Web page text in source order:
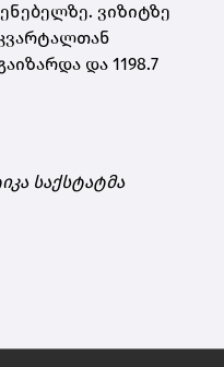
ვიზიტზე
და 1198.7
საქსტატმა